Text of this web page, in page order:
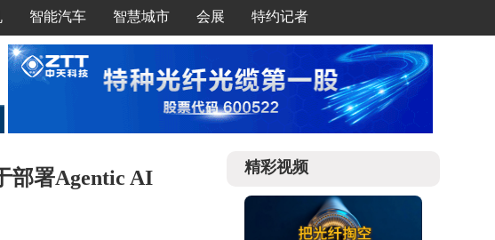
智能汽车 智慧城市 会展 特约记者
部署Agentic AI 精彩视频